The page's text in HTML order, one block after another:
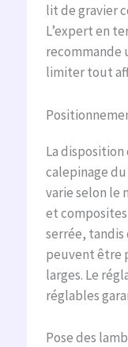
lit de gravier
L’expert en
recommande
limiter tout
La
calepinage
varie selon le
et
serrée, tandis
peuvent être
larges. Le
réglables
Pose des